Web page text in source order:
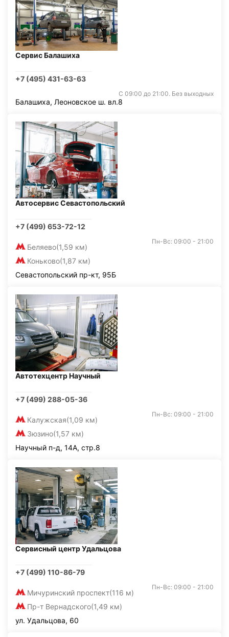
Сервис Балашиха
+7 (495) 431-63-63
С 09:00 до 21:00. Без выходных
Балашиха, Леоновское ш. вл.8
Автосервис Севастопольский
+7 (499) 653-72-12
Беляево(1,59 км)
Коньково(1,87 км)
Пн-Вс: 09:00 - 21:00
Севастопольский пр-кт, 95Б
Автотехцентр Научный
+7 (499) 288-05-36
Калужская(1,09 км)
Зюзино(1,57 км)
Пн-Вс: 09:00 - 21:00
Научный п-д, 14А, стр.8
Сервисный центр Удальцова
+7 (499) 110-86-79
Мичуринский проспект(116 м)
Пр-т Вернадского(1,49 км)
Пн-Вс: 09:00 - 21:00
ул. Удальцова, 60